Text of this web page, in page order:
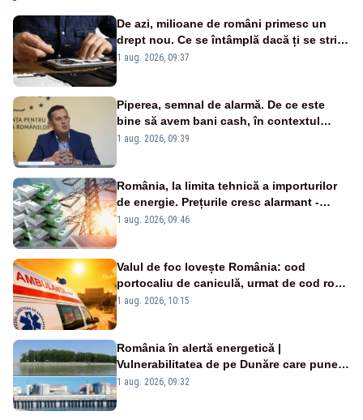
De azi, milioane de români primesc un
drept nou. Ce se întâmplă dacă ți se strică
un produs
1 aug. 2026, 09:37
Piperea, semnal de alarmă. De ce este
bine să avem bani cash, în contextul
alertei energetice?
1 aug. 2026, 09:39
România, la limita tehnică a importurilor
de energie. Prețurile cresc alarmant -
Analiză Realitatea Plus
1 aug. 2026, 09:46
Valul de foc lovește România: cod
portocaliu de caniculă, urmat de cod roșu
duminică. Temperaturile urcă spre 40°C
1 aug. 2026, 10:15
România în alertă energetică |
Vulnerabilitatea de pe Dunăre care pune
în pericol Centrala Cernavodă era
1 aug. 2026, 09:32